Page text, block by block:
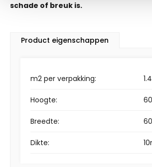
schade of breuk is.
Product eigenschappen
m2 per verpakking:
Hoogte:
Breedte:
Dikte: